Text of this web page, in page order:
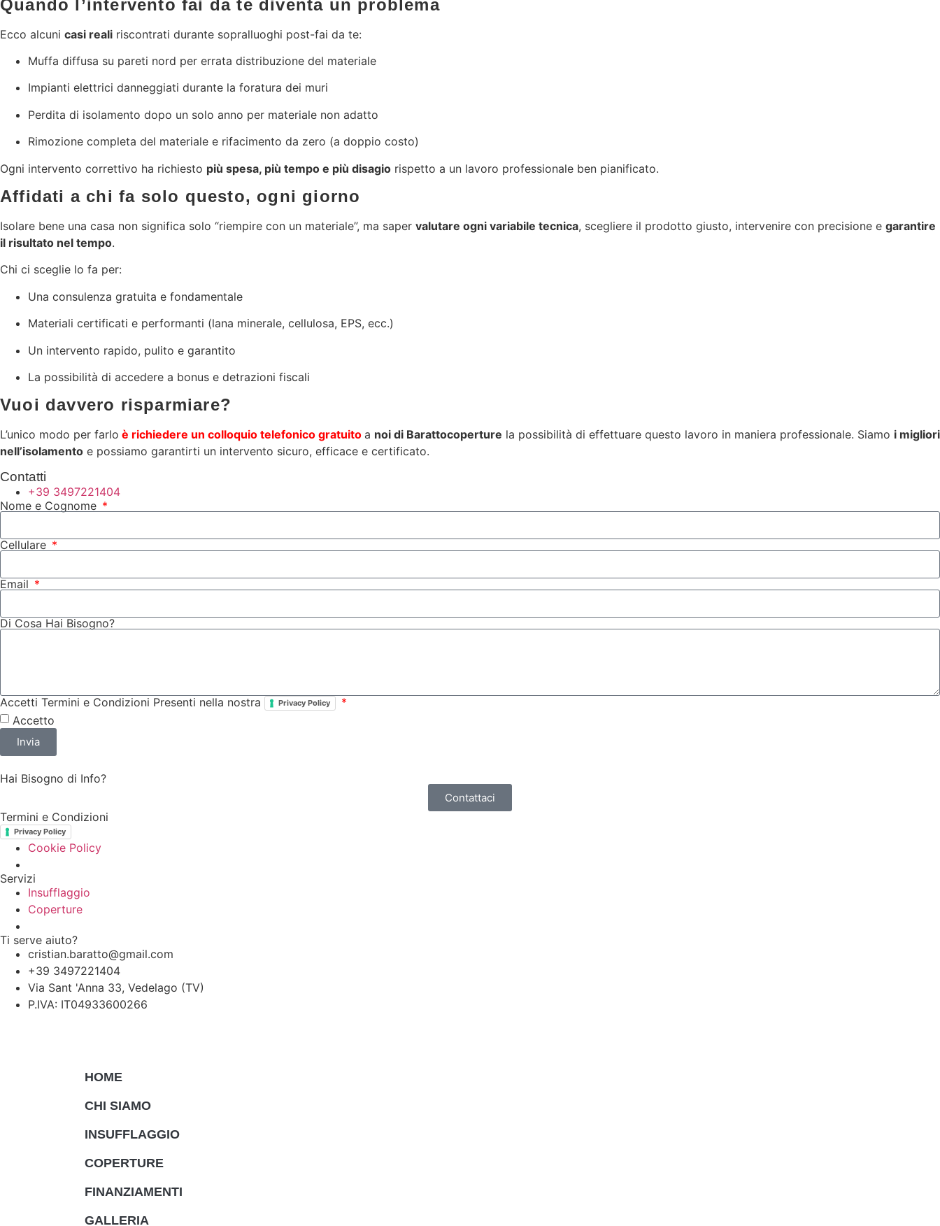
Quando l’intervento fai da te diventa un problema
Ecco alcuni casi reali riscontrati durante sopralluoghi post-fai da te:
Muffa diffusa su pareti nord per errata distribuzione del materiale
Impianti elettrici danneggiati durante la foratura dei muri
Perdita di isolamento dopo un solo anno per materiale non adatto
Rimozione completa del materiale e rifacimento da zero (a doppio costo)
Ogni intervento correttivo ha richiesto più spesa, più tempo e più disagio rispetto a un lavoro professionale ben pianificato.
Affidati a chi fa solo questo, ogni giorno
Isolare bene una casa non significa solo “riempire con un materiale”, ma saper valutare ogni variabile tecnica, scegliere il prodotto giusto, intervenire con precisione e garantire
il risultato nel tempo.
Chi ci sceglie lo fa per:
Una consulenza gratuita e fondamentale
Materiali certificati e performanti (lana minerale, cellulosa, EPS, ecc.)
Un intervento rapido, pulito e garantito
La possibilità di accedere a bonus e detrazioni fiscali
Vuoi davvero risparmiare?
L’unico modo per farlo è richiedere un colloquio telefonico gratuito a noi di Barattocoperture la possibilità di effettuare questo lavoro in maniera professionale. Siamo i migliori
nell’isolamento e possiamo garantirti un intervento sicuro, efficace e certificato.
Contatti
+39 3497221404
Nome e Cognome
Cellulare
Email
Di Cosa Hai Bisogno?
Accetti Termini e Condizioni Presenti nella nostra Privacy Policy
Accetto
Invia
Hai Bisogno di Info?
Contattaci
Termini e Condizioni
Privacy Policy
Cookie Policy
Servizi
Insufflaggio
Coperture
Ti serve aiuto?
cristian.baratto@gmail.com
+39 3497221404
Via Sant 'Anna 33, Vedelago (TV)
P.IVA: IT04933600266
HOME
CHI SIAMO
INSUFFLAGGIO
COPERTURE
FINANZIAMENTI
GALLERIA